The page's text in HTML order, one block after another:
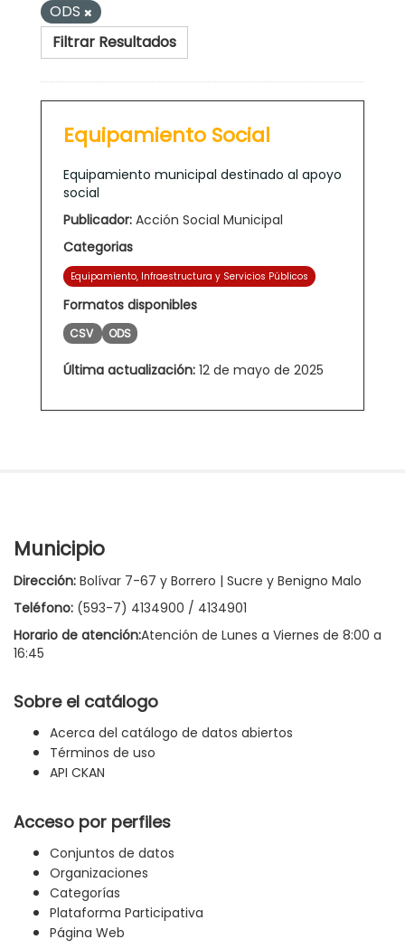
ODS
Filtrar Resultados
Equipamiento Social
Equipamiento municipal destinado al apoyo
social
Publicador: Acción Social Municipal
Categorias
Equipamiento, Infraestructura y Servicios Públicos
Formatos disponibles
CSV ODS
Última actualización: 12 de mayo de 2025
Municipio
Dirección: Bolívar 7-67 y Borrero | Sucre y Benigno Malo
Teléfono: (593-7) 4134900 / 4134901
Horario de atención:Atención de Lunes a Viernes de 8:00 a
16:45
Sobre el catálogo
Acerca del catálogo de datos abiertos
Términos de uso
API CKAN
Acceso por perfiles
Conjuntos de datos
Organizaciones
Categorías
Plataforma Participativa
Página Web